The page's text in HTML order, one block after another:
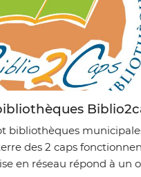
bibliothèques
des 2 caps
en réseau répond à un